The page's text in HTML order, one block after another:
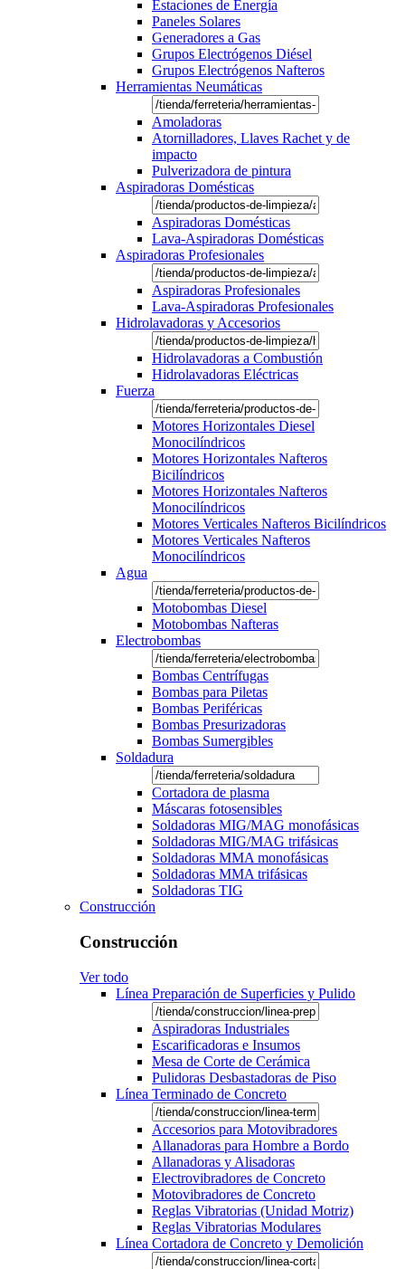
Estaciones de Energía
Paneles Solares
Generadores a Gas
Grupos Electrógenos Diésel
Grupos Electrógenos Nafteros
Herramientas Neumáticas
Amoladoras
Atornilladores, Llaves Rachet y de
impacto
Pulverizadora de pintura
Aspiradoras Domésticas
Aspiradoras Domésticas
Lava-Aspiradoras Domésticas
Aspiradoras Profesionales
Aspiradoras Profesionales
Lava-Aspiradoras Profesionales
Hidrolavadoras y Accesorios
Hidrolavadoras a Combustión
Hidrolavadoras Eléctricas
Fuerza
Motores Horizontales Diesel
Monocilíndricos
Motores Horizontales Nafteros
Bicilíndricos
Motores Horizontales Nafteros
Monocilíndricos
Motores Verticales Nafteros Bicilíndricos
Motores Verticales Nafteros
Monocilíndricos
Agua
Motobombas Diesel
Motobombas Nafteras
Electrobombas
Bombas Centrífugas
Bombas para Piletas
Bombas Periféricas
Bombas Presurizadoras
Bombas Sumergibles
Soldadura
Cortadora de plasma
Máscaras fotosensibles
Soldadoras MIG/MAG monofásicas
Soldadoras MIG/MAG trifásicas
Soldadoras MMA monofásicas
Soldadoras MMA trifásicas
Soldadoras TIG
Construcción
Construcción
Ver todo
Línea Preparación de Superficies y Pulido
Aspiradoras Industriales
Escarificadoras e Insumos
Mesa de Corte de Cerámica
Pulidoras Desbastadoras de Piso
Línea Terminado de Concreto
Accesorios para Motovibradores
Allanadoras para Hombre a Bordo
Allanadoras y Alisadoras
Electrovibradores de Concreto
Motovibradores de Concreto
Reglas Vibratorias (Unidad Motriz)
Reglas Vibratorias Modulares
Línea Cortadora de Concreto y Demolición